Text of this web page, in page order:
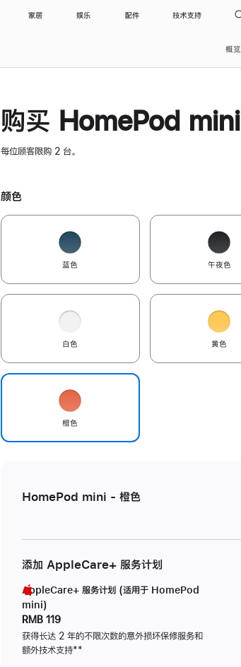
家居 娱乐 配件 技术支持
概览
购买 HomePod mini
每位顾客限购 2 台。
颜色
蓝色 午夜色
白色 黄色
橙色
HomePod mini - 橙色
添加 AppleCare+ 服务计划
AppleCare+ 服务计划 (适用于 HomePod
mini)
RMB 119
获得长达 2 年的不限次数的意外损坏保修服务和
额外技术支持脚
**